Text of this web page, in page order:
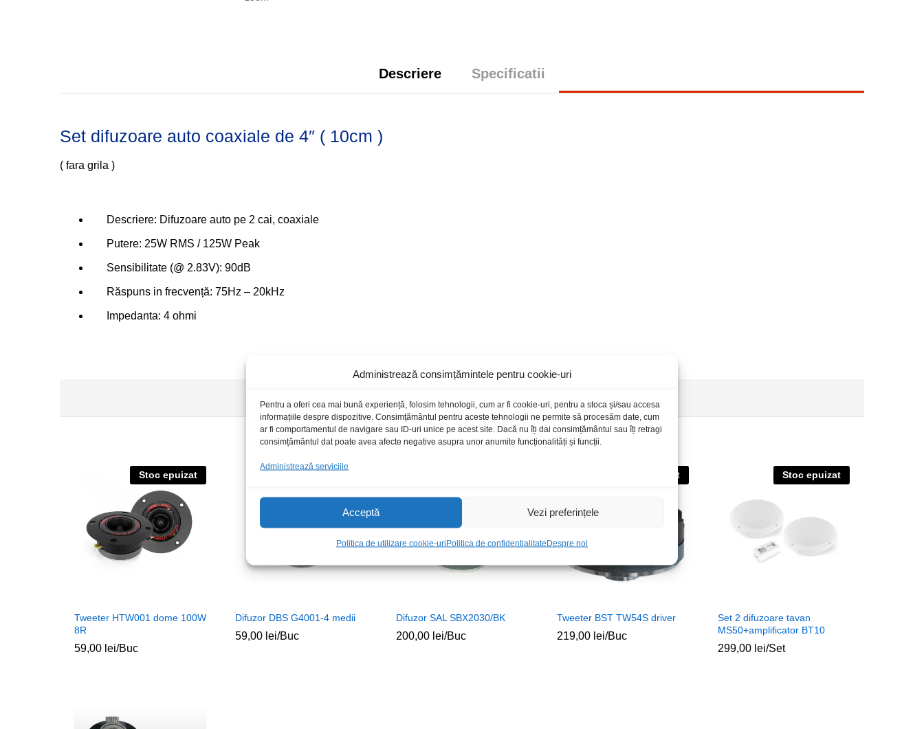
Administrează consimțămintele pentru cookie-uri
Pentru a oferi cea mai bună experiență, folosim tehnologii, cum ar fi cookie-uri, pentru a stoca și/sau accesa
informațiile despre dispozitive. Consimțământul pentru aceste tehnologii ne permite să procesăm date, cum
ar fi comportamentul de navigare sau ID-uri unice pe acest site. Dacă nu îți dai consimțământul sau îți retragi
consimțământul dat poate avea afecte negative asupra unor anumite funcționalități și funcții.
Administrează serviciile
Acceptă Vezi preferințele
Politica de utilizare cookie-uriPolitica de confidentialitateDespre noi
Descriere Specificatii
Set difuzoare auto coaxiale de 4″ ( 10cm )
( fara grila )
Descriere: Difuzoare auto pe 2 cai, coaxiale
Putere: 25W RMS / 125W Peak
Sensibilitate (@ 2.83V): 90dB
Răspuns in frecvență: 75Hz – 20kHz
Impedanta: 4 ohmi
Produse recomandate
Stoc epuizat
Tweeter HTW001 dome 100W
8R
59,00 lei/Buc
Difuzor DBS G4001-4 medii
59,00 lei/Buc
Difuzor SAL SBX2030/BK
200,00 lei/Buc
Stoc epuizat
Tweeter BST TW54S driver
219,00 lei/Buc
Stoc epuizat
Set 2 difuzoare tavan
MS50+amplificator BT10
299,00 lei/Set